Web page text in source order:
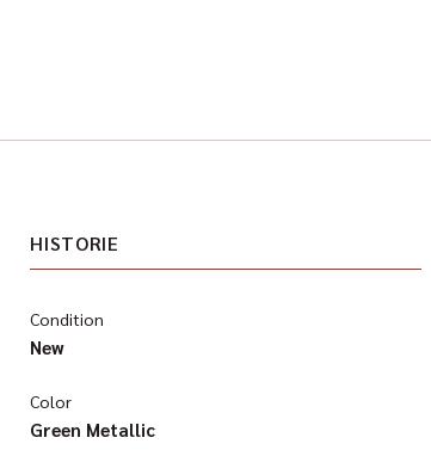
HISTORIE
Condition
New
Color
Green Metallic